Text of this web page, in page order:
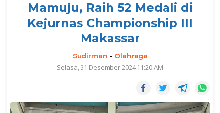
Mamuju, Raih 52 Medali di
Kejurnas Championship III
Makassar
Sudirman - Olahraga
Selasa, 31 Desember 2024 11:20 AM